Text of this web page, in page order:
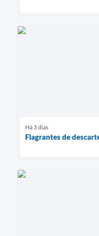
Há 3 dias
Flagrantes de